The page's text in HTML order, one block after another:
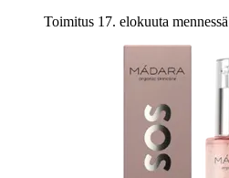
Toimitus 17. elokuuta mennessä